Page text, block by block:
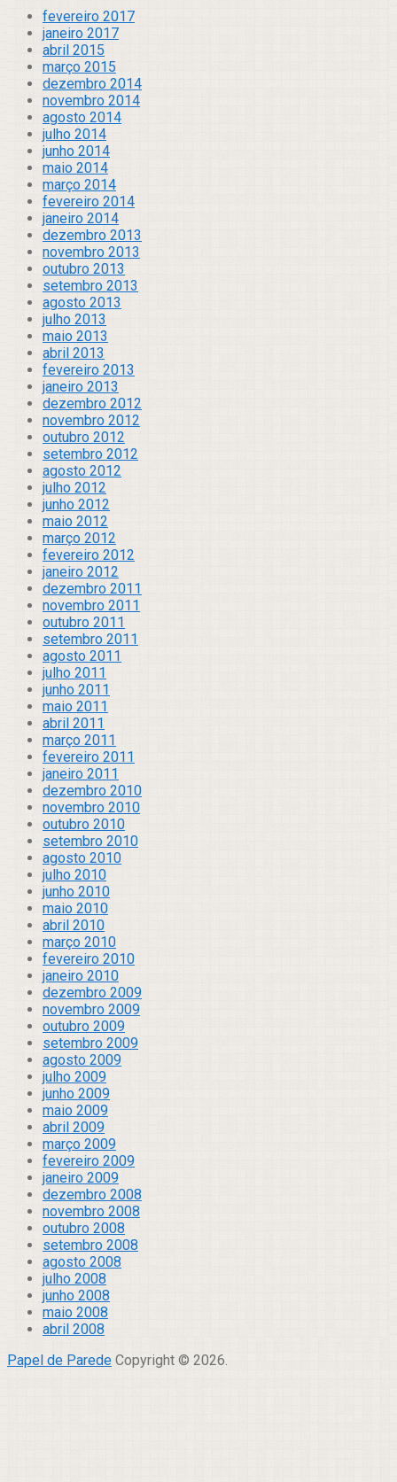
fevereiro 2017
janeiro 2017
abril 2015
março 2015
dezembro 2014
novembro 2014
agosto 2014
julho 2014
junho 2014
maio 2014
março 2014
fevereiro 2014
janeiro 2014
dezembro 2013
novembro 2013
outubro 2013
setembro 2013
agosto 2013
julho 2013
maio 2013
abril 2013
fevereiro 2013
janeiro 2013
dezembro 2012
novembro 2012
outubro 2012
setembro 2012
agosto 2012
julho 2012
junho 2012
maio 2012
março 2012
fevereiro 2012
janeiro 2012
dezembro 2011
novembro 2011
outubro 2011
setembro 2011
agosto 2011
julho 2011
junho 2011
maio 2011
abril 2011
março 2011
fevereiro 2011
janeiro 2011
dezembro 2010
novembro 2010
outubro 2010
setembro 2010
agosto 2010
julho 2010
junho 2010
maio 2010
abril 2010
março 2010
fevereiro 2010
janeiro 2010
dezembro 2009
novembro 2009
outubro 2009
setembro 2009
agosto 2009
julho 2009
junho 2009
maio 2009
abril 2009
março 2009
fevereiro 2009
janeiro 2009
dezembro 2008
novembro 2008
outubro 2008
setembro 2008
agosto 2008
julho 2008
junho 2008
maio 2008
abril 2008
Papel de Parede Copyright © 2026.